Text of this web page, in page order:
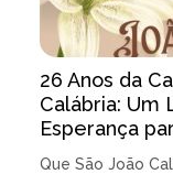
26 Anos da
Calábria: Um
Esperança
Que São João